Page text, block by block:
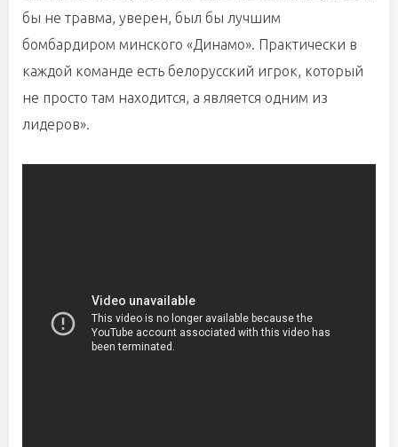
бы не травма, уверен, был бы лучшим
бомбардиром минского «Динамо». Практически в
каждой команде есть белорусский игрок, который
не просто там находится, а является одним из
лидеров».